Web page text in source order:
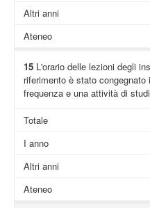
Altri anni
Ateneo
15L'orario delle lezioni degli
riferimento è stato
frequenza e una attività di
Totale
I anno
Altri anni
Ateneo